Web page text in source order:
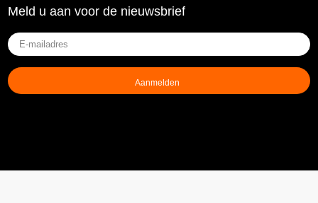
Meld u aan voor de nieuwsbrief
E-
mailadres
(Vereist)